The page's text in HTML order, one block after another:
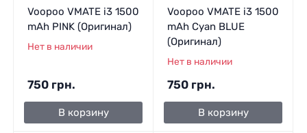
Voopoo VMATE i3 1500
mAh PINK (Оригинал)
Нет в наличии
750 грн.
В корзину
Voopoo VMATE i3 1500
mAh Cyan BLUE
(Оригинал)
Нет в наличии
750 грн.
В корзину